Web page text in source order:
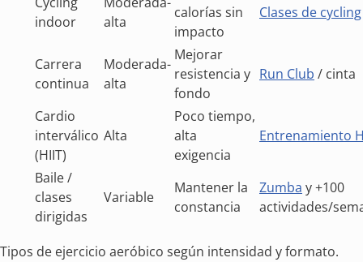
indoor
alta
calorías sin
impacto
Clases de cycling
Carrera
continua
Moderada-
alta
Mejorar
resistencia y
fondo
Run Club / cinta
Cardio
interválico
(HIIT)
Alta
Poco tiempo,
alta
exigencia
Entrenamiento
Baile /
clases
dirigidas
Variable
Mantener la
constancia
Zumba y +100
actividades/
Tipos de ejercicio aeróbico según intensidad y formato.